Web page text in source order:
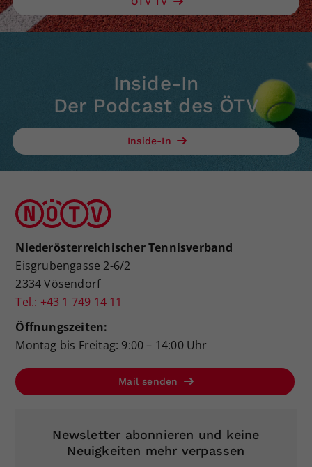
Inside-In
Der Podcast des ÖTV
Inside-In
Niederösterreichischer Tennisverband
Eisgrubengasse 2-6/2
2334 Vösendorf
Tel.: +43 1 749 14 11
Öffnungszeiten:
Montag bis Freitag: 9:00 – 14:00 Uhr
Mail senden
Newsletter abonnieren und keine
Neuigkeiten mehr verpassen